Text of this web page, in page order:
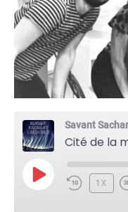
Savant
PLAY
EPISODE
1X